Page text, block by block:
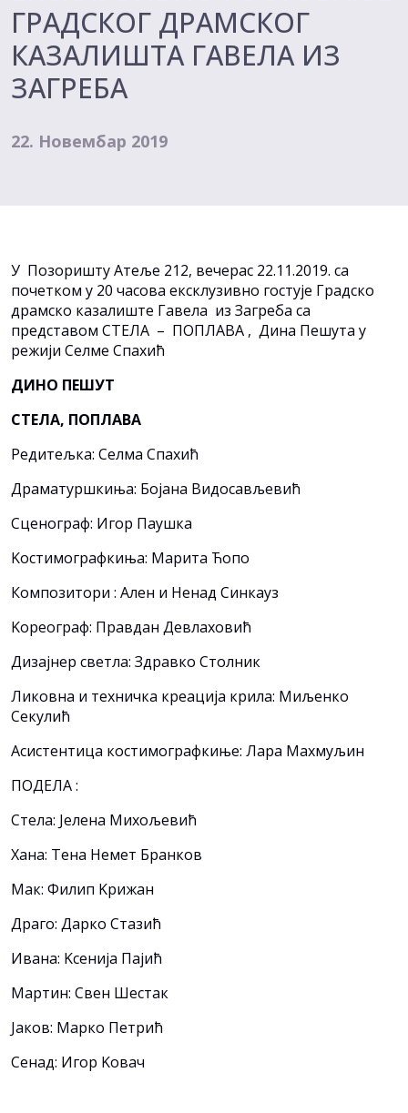
ГРАДСКОГ ДРАМСКОГ
КАЗАЛИШТА ГАВЕЛА ИЗ
ЗАГРЕБА
22. Новембар 2019
У Позоришту Атеље 212, вечерас 22.11.2019. са
почетком у 20 часова ексклузивно гостује Градско
драмско казалиште Гавела из Загреба са
представом СТЕЛА – ПОПЛАВА , Дина Пешута у
режији Селме Спахић
ДИНО ПЕШУТ
СТЕЛА, ПОПЛАВА
Редитељка: Селма Спахић
Драматуршкиња: Бојана Видосављевић
Сценограф: Игор Паушка
Kостимографкиња: Марита Ћопо
Композитори : Ален и Ненад Синкауз
Kореограф: Правдан Девлаховић
Дизајнер светла: Здравко Столник
Ликовна и техничка креација крила: Миљенко
Секулић
Асистентица костимографкиње: Лара Махмуљин
ПОДЕЛА :
Стела: Јелена Михољевић
Хана: Тена Немет Бранков
Мак: Филип Kрижан
Драго: Дарко Стазић
Ивана: Kсенија Пајић
Мартин: Свен Шестак
Јаков: Марко Петрић
Сенад: Игор Kовач